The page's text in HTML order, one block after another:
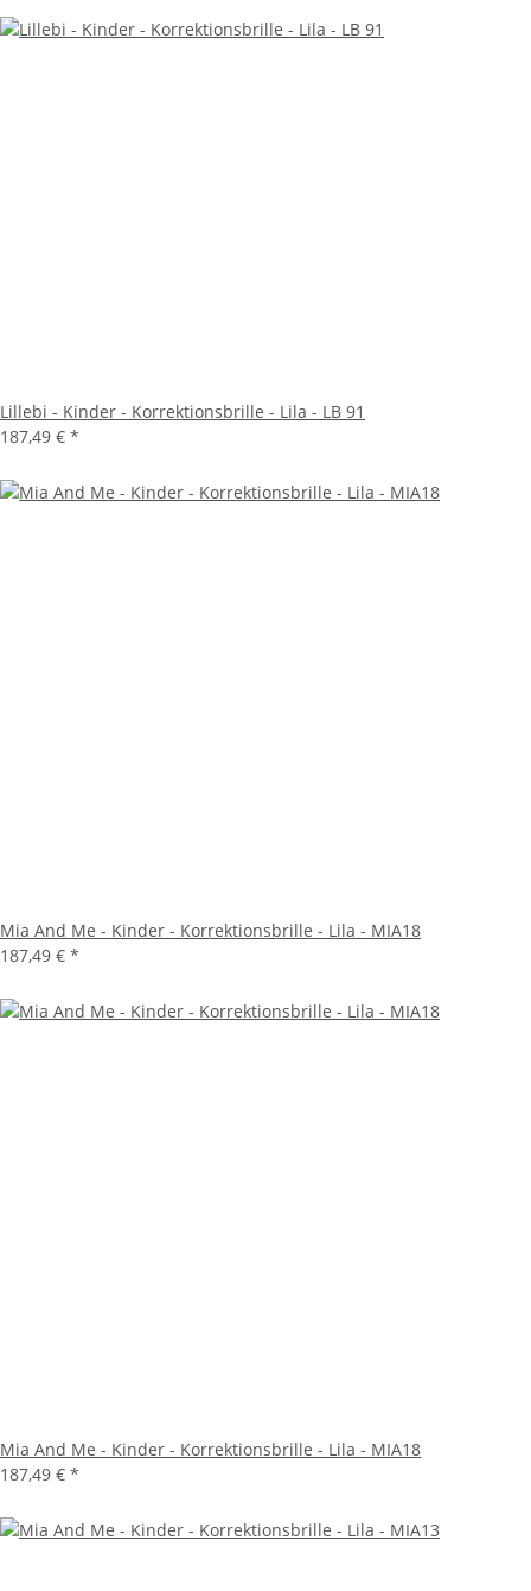
Lillebi - Kinder - Korrektionsbrille - Lila - LB 91
187,49 € *
Mia And Me - Kinder - Korrektionsbrille - Lila - MIA18
187,49 € *
Mia And Me - Kinder - Korrektionsbrille - Lila - MIA18
187,49 € *